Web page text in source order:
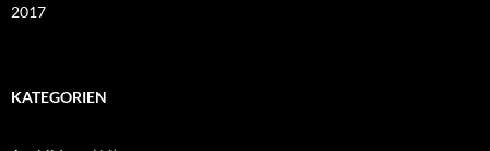
2017
KATEGORIEN